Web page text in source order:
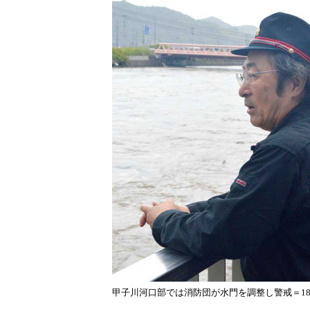
甲子川河口部では消防団が水門を調整し警戒＝